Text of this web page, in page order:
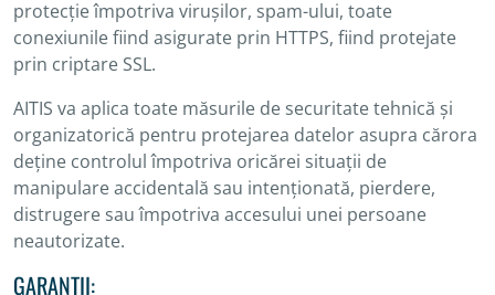
protecție împotriva virușilor, spam-ului, toate
conexiunile fiind asigurate prin HTTPS, fiind protejate
prin criptare SSL.
AITIS va aplica toate măsurile de securitate tehnică și
organizatorică pentru protejarea datelor asupra cărora
deține controlul împotriva oricărei situații de
manipulare accidentală sau intenționată, pierdere,
distrugere sau împotriva accesului unei persoane
neautorizate.
GARANTII: